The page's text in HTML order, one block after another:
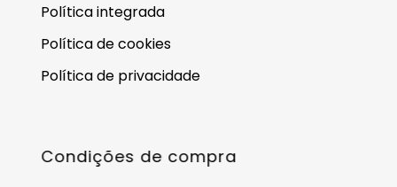
Política integrada
Política de cookies
Política de privacidade
Condições de compra